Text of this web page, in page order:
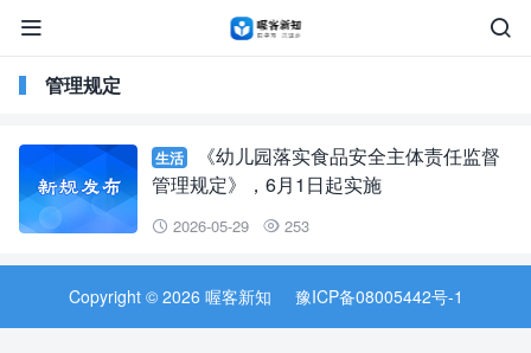


管理规定
生活
《幼儿园落实食品安全主体责任监督
管理规定》，6月1日起实施
 2026-05-29  253
Copyright © 2026 喔客新知 豫ICP备08005442号-1